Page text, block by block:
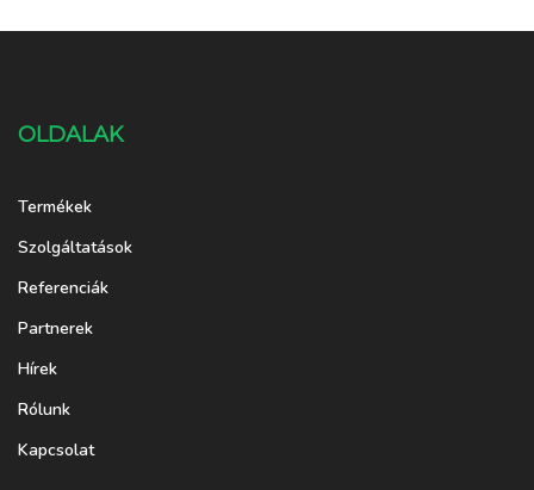
OLDALAK
Termékek
Szolgáltatások
Referenciák
Partnerek
Hírek
Rólunk
Kapcsolat